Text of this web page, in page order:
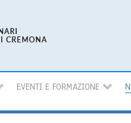
EVENTI E FORMAZIONE